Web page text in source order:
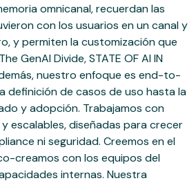
omnicanal, recuerdan las
con los usuarios en un canal y
y permiten la customización que
GenAI Divide, STATE OF AI IN
nuestro enfoque es end-to-
definición de casos de uso hasta la
y adopción. Trabajamos con
escalables, diseñadas para crecer
ni seguridad. Creemos en el
creamos con los equipos del
internas. Nuestra